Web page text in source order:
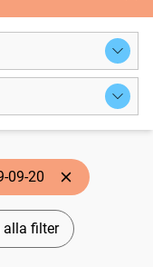
09-20
alla filter